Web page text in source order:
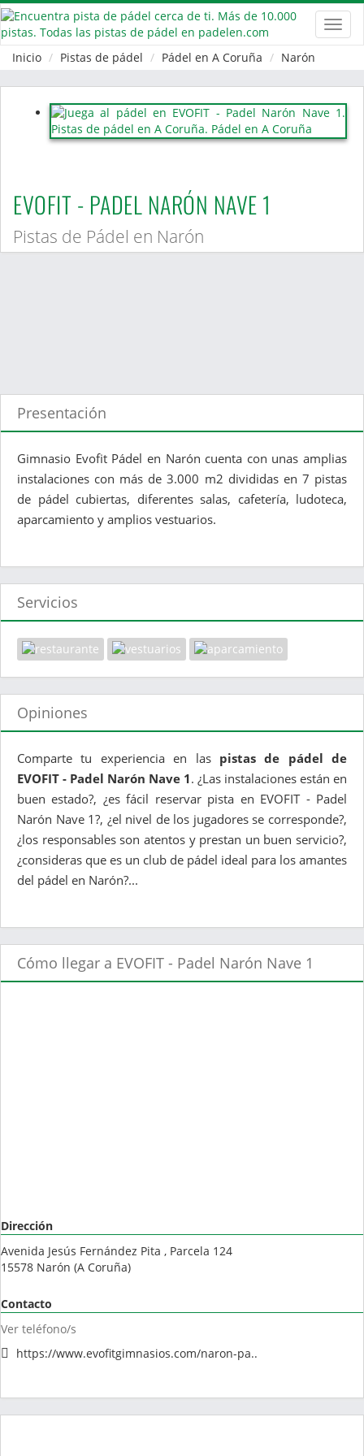
Inicio
Pistas de pádel Pádel en A Coruña Narón
EVOFIT - PADEL NARÓN NAVE 1
Pistas de Pádel en Narón
Presentación
Gimnasio Evofit Pádel en Narón cuenta con unas amplias
instalaciones con más de 3.000 m2 divididas en 7 pistas
de pádel cubiertas, diferentes salas, cafetería, ludoteca,
aparcamiento y amplios vestuarios.
Servicios
Opiniones
Comparte tu experiencia en las pistas de pádel de
EVOFIT - Padel Narón Nave 1. ¿Las instalaciones están en
buen estado?, ¿es fácil reservar pista en EVOFIT - Padel
Narón Nave 1?, ¿el nivel de los jugadores se corresponde?,
¿los responsables son atentos y prestan un buen servicio?,
¿consideras que es un club de pádel ideal para los amantes
del pádel en Narón?...
Cómo llegar a EVOFIT - Padel Narón Nave 1
Dirección
Avenida Jesús Fernández Pita , Parcela 124
15578 Narón (A Coruña)
Contacto
Ver teléfono/s
https://www.evofitgimnasios.com/naron-pa..